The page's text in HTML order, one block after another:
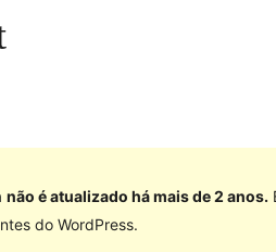
não é atualizado há mais de 2 anos.
do WordPress.